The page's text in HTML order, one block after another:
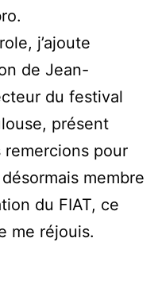
j’ajoute
de Jean-
du festival
présent
remercions pour
membre
du FIAT, ce
me réjouis.